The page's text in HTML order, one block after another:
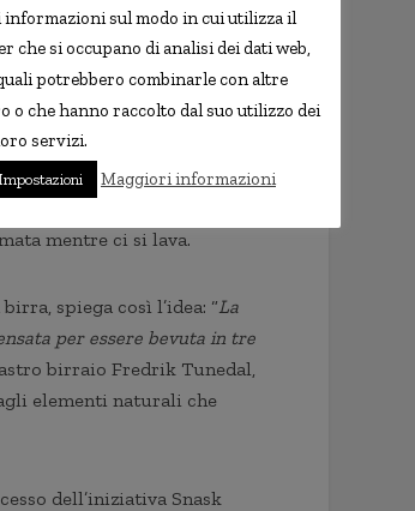
più rilassante l’ideale è
svedese.
fare in molti (al
sarebbe che le docce
PangPang ha messo a
mentre ci si lava.
spiega così l’idea: “La
per essere bevuta in tre
birraio Fredrik Tunedal,
elementi naturali che
dell’iniziativa Snask
sul modo in cui utilizza il
si occupano di analisi dei dati web,
potrebbero combinarle con altre
che hanno raccolto dal suo utilizzo dei
servizi.
Impostazioni Maggiori informazioni